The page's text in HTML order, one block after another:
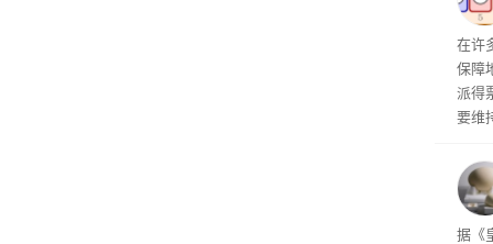
终
人清
调
在许
保障
派得
要维
这
任何
对
据《